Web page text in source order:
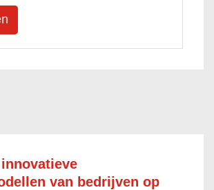
van bedrijven op